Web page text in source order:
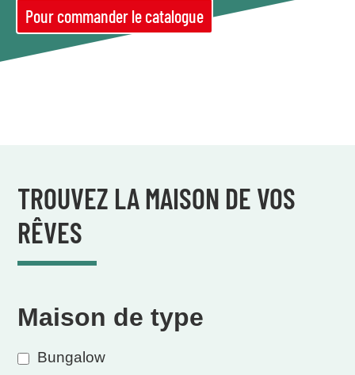
Pour commander le catalogue
TROUVEZ LA MAISON DE VOS
RÊVES
Maison de type
Bungalow